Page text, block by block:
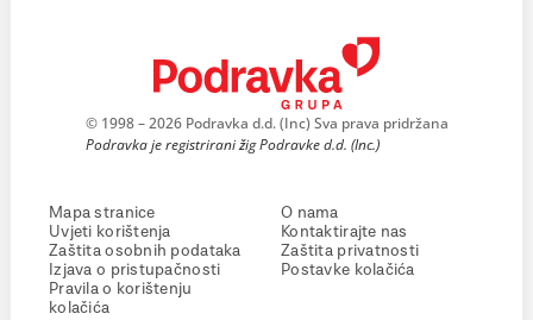
© 1998 – 2026 Podravka d.d. (Inc) Sva prava pridržana
Podravka je registrirani žig Podravke d.d. (Inc.)
Mapa stranice
Uvjeti korištenja
Zaštita osobnih podataka
Izjava o pristupačnosti
Pravila o korištenju
kolačića
O nama
Kontaktirajte nas
Zaštita privatnosti
Postavke kolačića